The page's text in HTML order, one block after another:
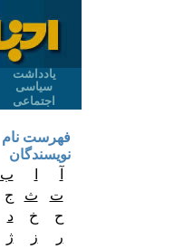
یادداشت
سیاسی
اجتماعی
فهرست نام
نویسندگان
ب
ت
ث ج
ح
خ د
ر
ز ژ